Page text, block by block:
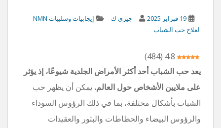
19 فبراير 2025 جيري ك
إيجابيات وسلبيات NMN
لعلاج حب الشباب
4.8
(
484
)
يعد حب الشباب أحد أكثر الأمراض الجلدية شيوعًا، إذ يؤثر
على ملايين الأشخاص حول العالم. يمكن أن يظهر حب
الشباب بأشكال مختلفة، بما في ذلك الرؤوس السوداء
والرؤوس البيضاء والحطاطات والبثور والعقيدات